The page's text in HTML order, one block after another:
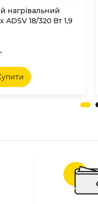
нагрівальний
ADSV 18/320 Вт 1,9